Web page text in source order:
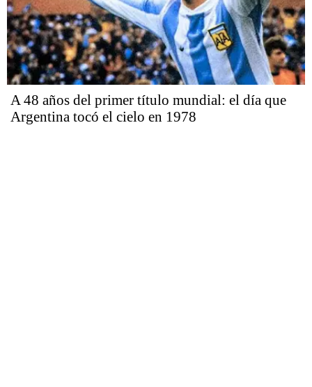
A 48 años del primer título mundial: el día que
Argentina tocó el cielo en 1978